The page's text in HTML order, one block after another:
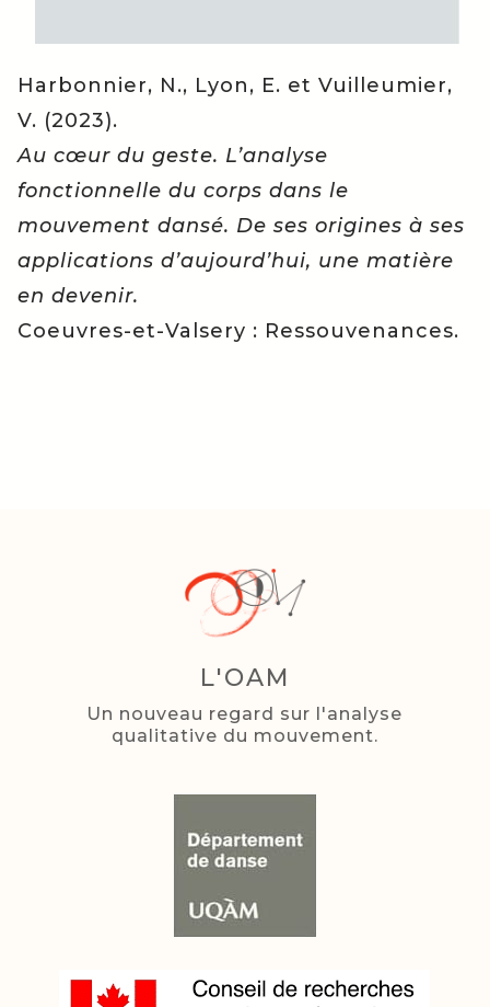
Harbonnier, N., Lyon, E. et Vuilleumier,
V. (2023).
Au cœur du geste. L’analyse
fonctionnelle du corps dans le
mouvement dansé. De ses origines à ses
applications d’aujourd’hui, une matière
en devenir.
Coeuvres-et-Valsery : Ressouvenances.
L'OAM
Un nouveau regard sur l'analyse
qualitative du mouvement.